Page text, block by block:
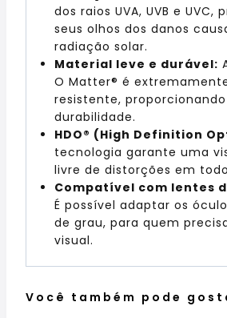
dos raios UVA, UVB e UVC,
seus olhos dos danos
radiação solar.
Material leve e durável:
O Matter® é
resistente,
durabilidade.
HDO® (High Definition
tecnologia garante uma
livre de distorções em
Compatível com lentes
É possível adaptar os
de grau, para quem
visual.
Você também pode